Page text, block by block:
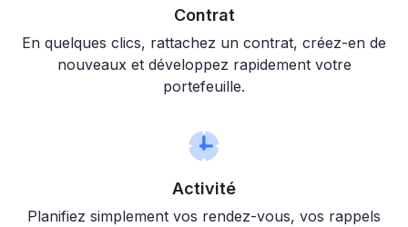
Contrat
En quelques clics, rattachez un contrat, créez-en de
nouveaux et développez rapidement votre
portefeuille.
Activité
Planifiez simplement vos rendez-vous, vos rappels